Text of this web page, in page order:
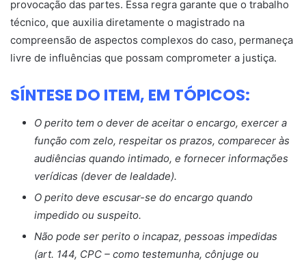
provocação das partes. Essa regra garante que o trabalho
técnico, que auxilia diretamente o magistrado na
compreensão de aspectos complexos do caso, permaneça
livre de influências que possam comprometer a justiça.
SÍNTESE DO ITEM, EM TÓPICOS:
O perito tem o dever de aceitar o encargo, exercer a
função com zelo, respeitar os prazos, comparecer às
audiências quando intimado, e fornecer informações
verídicas (dever de lealdade).
O perito deve escusar-se do encargo quando
impedido ou suspeito.
Não pode ser perito o incapaz, pessoas impedidas
(art. 144, CPC – como testemunha, cônjuge ou